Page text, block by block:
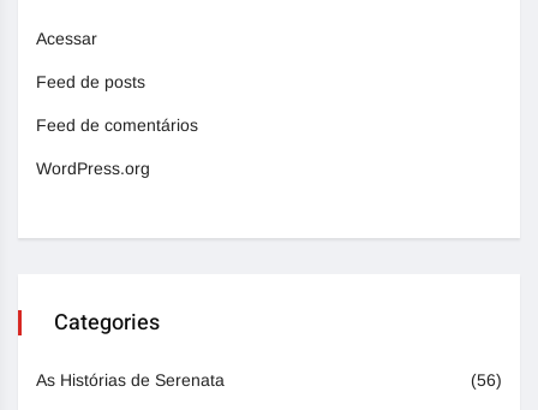
Acessar
Feed de posts
Feed de comentários
WordPress.org
Categories
As Histórias de Serenata (56)